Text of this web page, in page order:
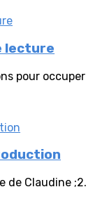
lecture
pour occuper
de Claudine ;2.